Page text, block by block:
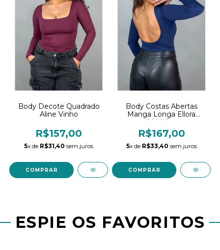
Body Decote Quadrado
Aline Vinho
R$157,00
5x de R$31,40 sem juros
COMPRAR
Body Costas Abertas
Manga Longa Ellora
Marinho
R$167,00
5x de R$33,40 sem juros
COMPRAR
ESPIE OS FAVORITOS